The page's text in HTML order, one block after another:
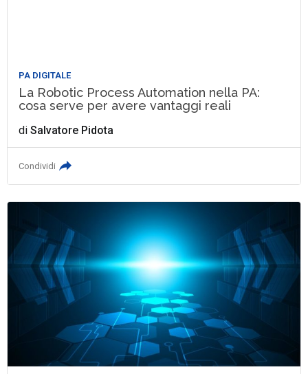
PA DIGITALE
La Robotic Process Automation nella PA:
cosa serve per avere vantaggi reali
diSalvatore Pidota
Condividi